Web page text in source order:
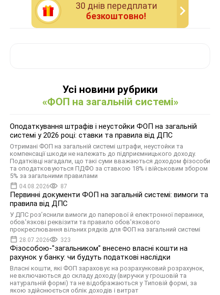
30 днiв передплати
безкоштовно!
Усі новини рубрики
«ФОП на загальній системі»
Оподаткування штрафів і неустойки ФОП на загальній
системі у 2026 році: ставки та правила від ДПС
Отримані ФОП на загальній системі штрафи, неустойки та
компенсації шкоди не належать до підприємницького доходу.
Податківці нагадали, що такі суми вважаються доходом фізособи
та оподатковуються ПДФО за ставкою 18% і військовим збором
5% за загальними правилами
04.08.2026 87
Первинні документи ФОП на загальній системі: вимоги та
правила від ДПС
У ДПС роз’яснили вимоги до паперової й електронної первинки,
обов'язкові реквізити та правило обов'язкового
прокреслювання вільних рядків для ФОП на загальний системі
28.07.2026 323
Фізособою-"загальником" внесено власні кошти на
рахунок у банку: чи будуть податкові наслідки
Власні кошти, які ФОП зараховує на розрахунковий розрахунок,
не включаються до складу доходу (виручки у грошовій та
натуральній формі) та не відображаються у Типовій формі, за
якою здійснюється облік доходів і витрат